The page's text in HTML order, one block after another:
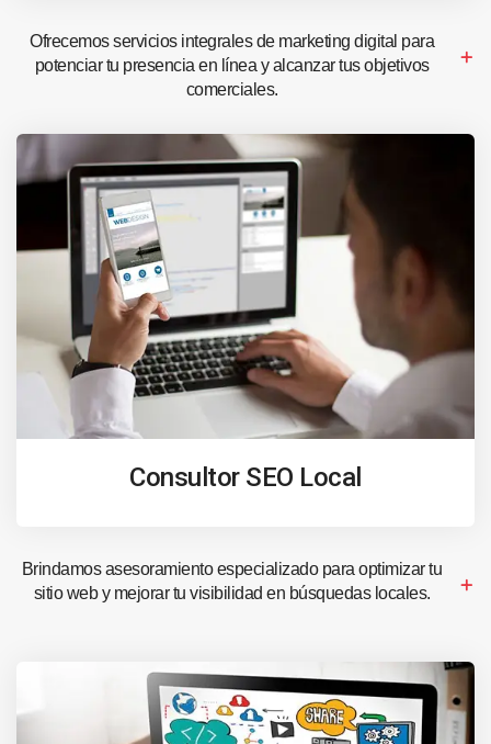
Ofrecemos servicios integrales de marketing digital para
potenciar tu presencia en línea y alcanzar tus objetivos
comerciales.
Consultor SEO Local
Brindamos asesoramiento especializado para optimizar tu
sitio web y mejorar tu visibilidad en búsquedas locales.